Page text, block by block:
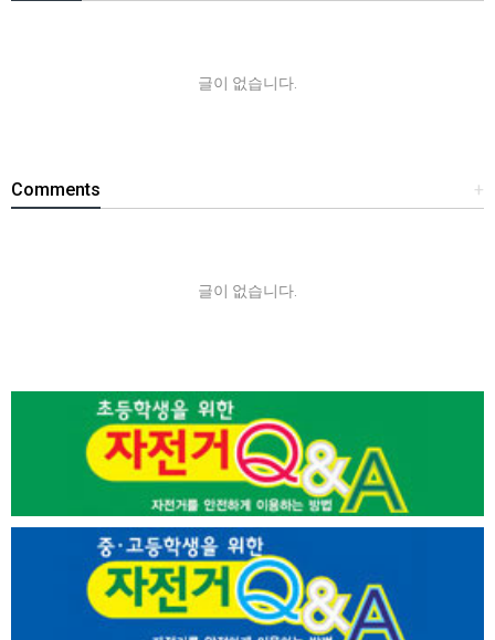
글이 없습니다.
+
Comments
글이 없습니다.